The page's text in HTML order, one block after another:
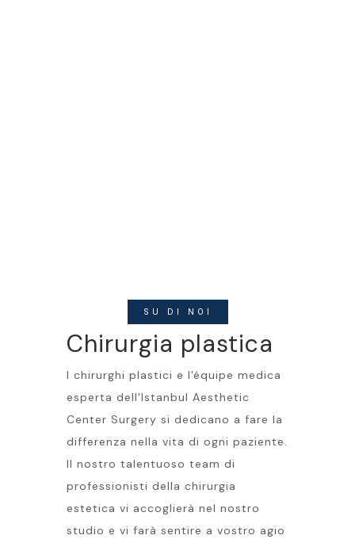
SU DI NOI
Chirurgia plastica
I chirurghi plastici e l'équipe medica
esperta dell'Istanbul Aesthetic
Center Surgery si dedicano a fare la
differenza nella vita di ogni paziente.
Il nostro talentuoso team di
professionisti della chirurgia
estetica vi accoglierà nel nostro
studio e vi farà sentire a vostro agio